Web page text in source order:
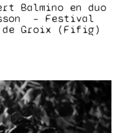
Balmino en duo
– Festival
Groix (Fifig)